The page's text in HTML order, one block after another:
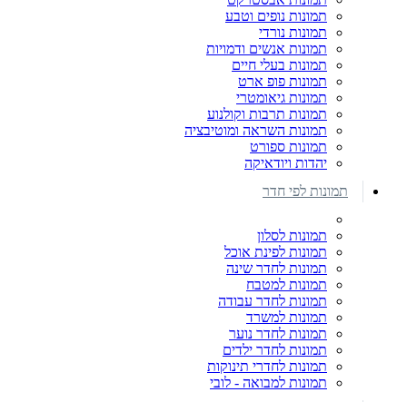
תמונות נופים וטבע
תמונות נורדי
תמונות אנשים ודמויות
תמונות בעלי חיים
תמונות פופ ארט
תמונות גיאומטרי
תמונות תרבות וקולנוע
תמונות השראה ומוטיבציה
תמונות ספורט
יהדות ויודאיקה
תמונות לפי חדר
תמונות לסלון
תמונות לפינת אוכל
תמונות לחדר שינה
תמונות למטבח
תמונות לחדר עבודה
תמונות למשרד
תמונות לחדר נוער
תמונות לחדר ילדים
תמונות לחדרי תינוקות
תמונות למבואה - לובי